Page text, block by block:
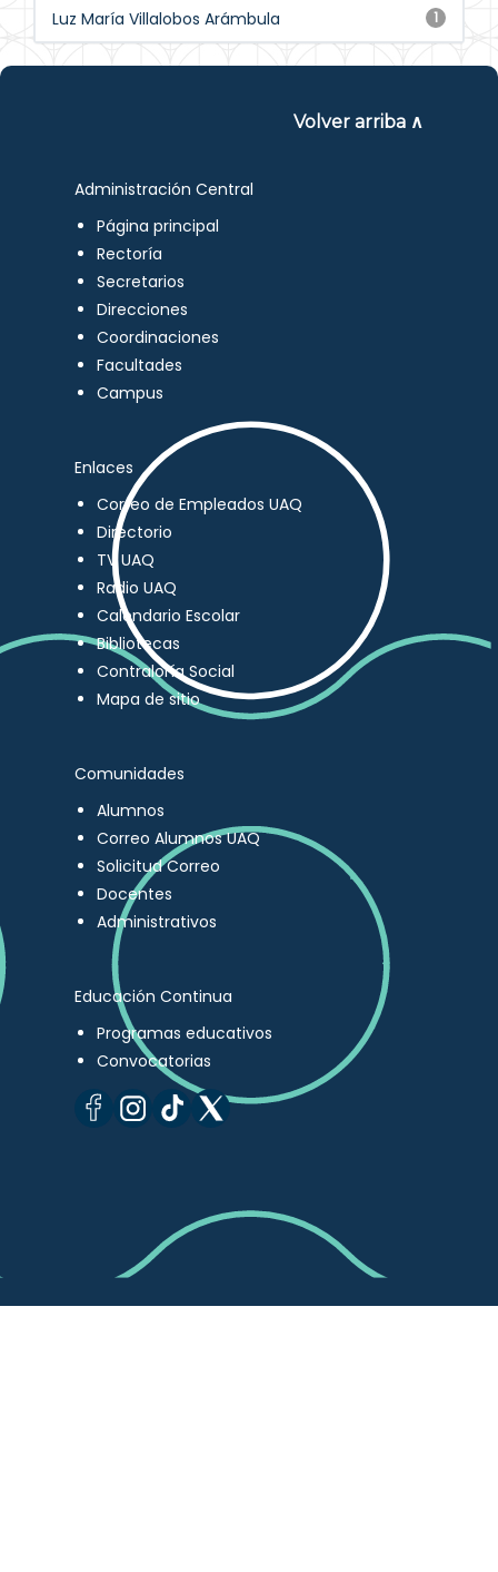
1
Luz María Villalobos Arámbula
Volver arriba ∧
Administración Central
Página principal
Rectoría
Secretarios
Direcciones
Coordinaciones
Facultades
Campus
Enlaces
Correo de Empleados UAQ
Directorio
TV UAQ
Radio UAQ
Calendario Escolar
Bibliotecas
Contraloría Social
Mapa de sitio
Comunidades
Alumnos
Correo Alumnos UAQ
Solicitud Correo
Docentes
Administrativos
Educación Continua
Programas educativos
Convocatorias